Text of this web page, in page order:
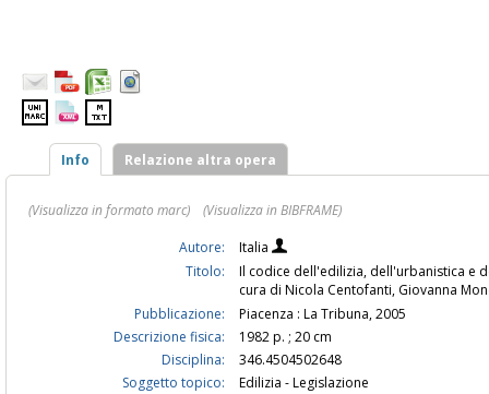
Info Relazione altra opera
(Visualizza in formato marc)
(Visualizza in BIBFRAME)
Autore:
Italia
Titolo:
Il codice dell'edilizia, dell'urbanistica e
cura di Nicola Centofanti, Giovanna
Pubblicazione:
Piacenza : La Tribuna, 2005
Descrizione fisica:
1982 p. ; 20 cm
Disciplina:
346.4504502648
Soggetto topico:
Edilizia - Legislazione